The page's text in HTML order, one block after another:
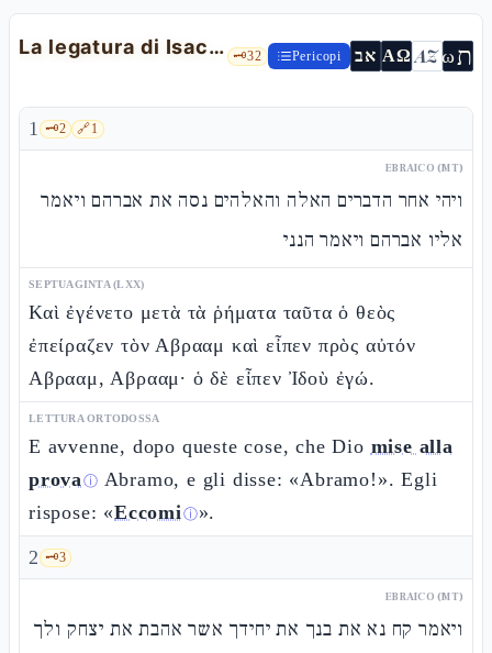
La legatura di Isacco (Aqedah) — Gn 22,1-19 🗝️32 Pericopi אב ΑΩ AZωת
1 🗝️2 🔗1
EBRAICO (MT)
ויהי אחר הדברים האלה והאלהים נסה את אברהם ויאמר
אליו אברהם ויאמר הנני
SEPTUAGINTA (LXX)
Καὶ ἐγένετο μετὰ τὰ ῥήματα ταῦτα ὁ θεὸς
ἐπείραζεν τὸν Αβρααμ καὶ εἶπεν πρὸς αὐτόν
Αβρααμ, Αβρααμ· ὁ δὲ εἶπεν Ἰδοὺ ἐγώ.
LETTURA ORTODOSSA
E avvenne, dopo queste cose, che Dio mise alla
provaⓘ Abramo, e gli disse: «Abramo!». Egli
rispose: «Eccomiⓘ».
2 🗝️3
EBRAICO (MT)
ויאמר קח נא את בנך את יחידך אשר אהבת את יצחק ולך